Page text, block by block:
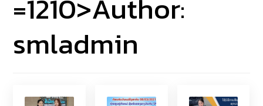
=1210>Author:
smladmin